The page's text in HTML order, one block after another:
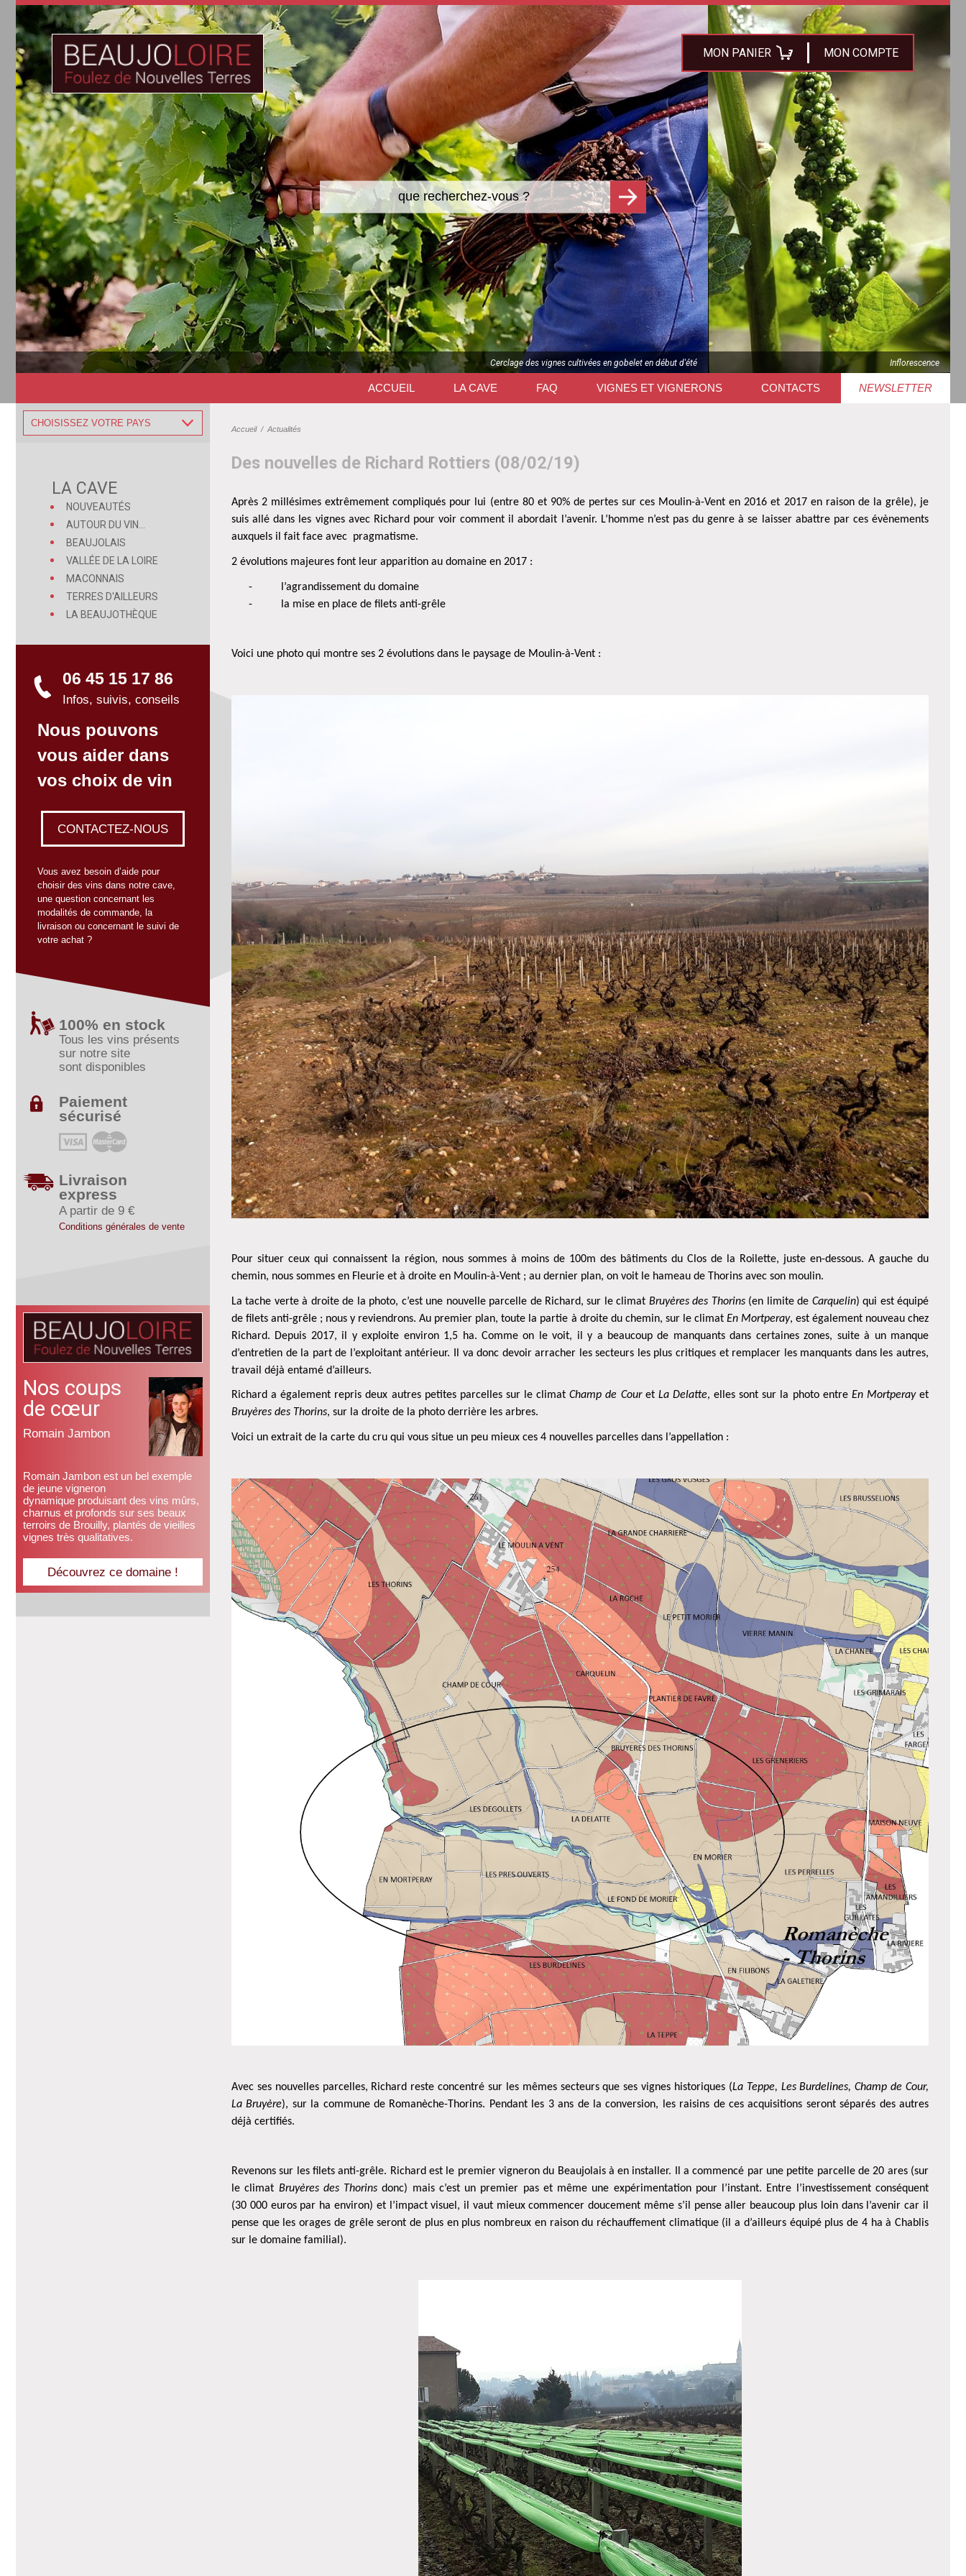
MON PANIER MON COMPTE
Cerclage des vignes cultivées en gobelet en début d'été Inflorescence
ACCUEIL LA CAVE FAQ VIGNES ET VIGNERONS CONTACTS NEWSLETTER
CHOISISSEZ VOTRE PAYS
LA CAVE
NOUVEAUTÉS
AUTOUR DU VIN...
BEAUJOLAIS
VALLÉE DE LA LOIRE
MACONNAIS
TERRES D'AILLEURS
LA BEAUJOTHÈQUE
06 45 15 17 86
Infos, suivis, conseils
Nous pouvons
vous aider dans
vos choix de vin
CONTACTEZ-NOUS
Vous avez besoin d’aide pour
choisir des vins dans notre cave,
une question concernant les
modalités de commande, la
livraison ou concernant le suivi de
votre achat ?
100% en stock
Tous les vins présents
sur notre site
sont disponibles
Paiement
sécurisé
Livraison
express
A partir de 9 €
Conditions générales de vente
Nos coups
de cœur
Romain Jambon
Romain Jambon est un bel exemple
de jeune vigneron
dynamique produisant des vins mûrs,
charnus et profonds sur ses beaux
terroirs de Brouilly, plantés de vieilles
vignes très qualitatives.
Découvrez ce domaine !
Accueil/ Actualités
Des nouvelles de Richard Rottiers (08/02/19)
Après 2 millésimes extrêmement compliqués pour lui (entre 80 et 90% de pertes sur ces Moulin-à-Vent en 2016 et 2017 en raison de la grêle), je
suis allé dans les vignes avec Richard pour voir comment il abordait l’avenir. L’homme n’est pas du genre à se laisser abattre par ces évènements
auxquels il fait face avec pragmatisme.
2 évolutions majeures font leur apparition au domaine en 2017 :
-
l’agrandissement du domaine
-
la mise en place de filets anti-grêle
Voici une photo qui montre ses 2 évolutions dans le paysage de Moulin-à-Vent :
Pour situer ceux qui connaissent la région, nous sommes à moins de 100m des bâtiments du Clos de la Roilette, juste en-dessous. A gauche du
chemin, nous sommes en Fleurie et à droite en Moulin-à-Vent ; au dernier plan, on voit le hameau de Thorins avec son moulin.
La tache verte à droite de la photo, c’est une nouvelle parcelle de Richard, sur le climat Bruyères des Thorins(en limite de Carquelin) qui est équipé
de filets anti-grêle ; nous y reviendrons. Au premier plan, toute la partie à droite du chemin, sur le climat En Mortperay, est également nouveau chez
Richard. Depuis 2017, il y exploite environ 1,5 ha. Comme on le voit, il y a beaucoup de manquants dans certaines zones, suite à un manque
d’entretien de la part de l’exploitant antérieur. Il va donc devoir arracher les secteurs les plus critiques et remplacer les manquants dans les autres,
travail déjà entamé d’ailleurs.
Richard a également repris deux autres petites parcelles sur le climatChamp de Couret La Delatte, elles sont sur la photo entre En Mortperayet
Bruyères des Thorins, sur la droite de la photo derrière les arbres.
Voici un extrait de la carte du cru qui vous situe un peu mieux ces 4 nouvelles parcelles dans l’appellation :
Avec ses nouvelles parcelles, Richard reste concentré sur les mêmes secteurs que ses vignes historiques (La Teppe, Les Burdelines, Champ de Cour,
La Bruyère), sur la commune de Romanèche-Thorins. Pendant les 3 ans de la conversion, les raisins de ces acquisitions seront séparés des autres
déjà certifiés.
Revenons sur les filets anti-grêle. Richard est le premier vigneron du Beaujolais à en installer. Il a commencé par une petite parcelle de 20 ares (sur
le climat Bruyères des Thorins donc) mais c’est un premier pas et même une expérimentation pour l’instant. Entre l’investissement conséquent
(30 000 euros par ha environ) et l’impact visuel, il vaut mieux commencer doucement même s’il pense aller beaucoup plus loin dans l’avenir car il
pense que les orages de grêle seront de plus en plus nombreux en raison du réchauffement climatique (il a d’ailleurs équipé plus de 4 ha à Chablis
sur le domaine familial).